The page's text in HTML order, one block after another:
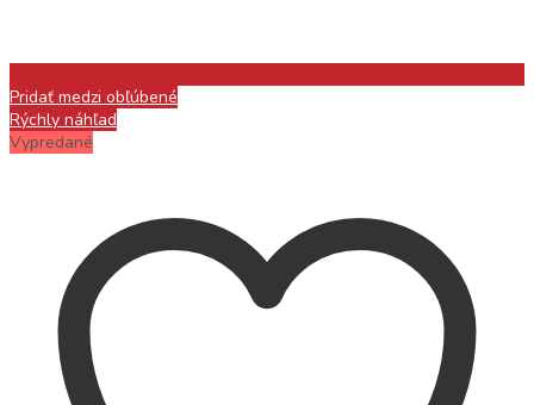
Pridať medzi obľúbené
Rýchly náhľad
Vypredané